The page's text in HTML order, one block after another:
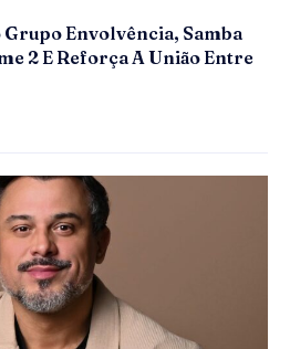
Envolvência, Samba
2 E Reforça A União Entre